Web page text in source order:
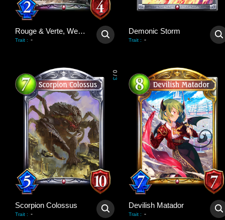
Rouge & Verte, Werekin
Trait : -
Demonic Storm
Trait : -
0
/
3
Scorpion Colossus
Trait : -
Devilish Matador
Trait : -